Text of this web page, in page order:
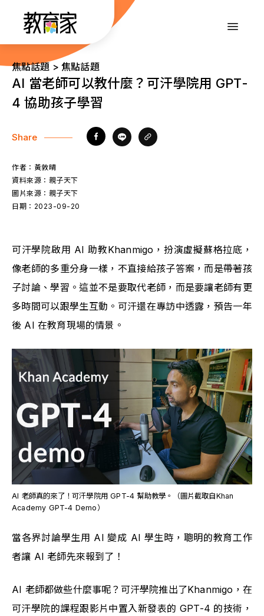
內
::: 焦點話題 > 焦點話題
AI 當老師可以教什麼？可汗學院用 GPT-
4 協助孩子學習
Share
作者： 黃敦晴
資料來源： 親子天下
圖片來源： 親子天下
日期： 2023-09-20
可汗學院啟用 AI 助教Khanmigo，扮演虛擬蘇格拉底，
像老師的多重分身一樣，不直接給孩子答案，而是帶著孩
子討論、學習。這並不是要取代老師，而是要讓老師有更
多時間可以跟學生互動。可汗還在專訪中透露，預告一年
後 AI 在教育現場的情景。
AI 老師真的來了！可汗學院用 GPT-4 幫助教學。（圖片截取自Khan
Academy GPT-4 Demo）
當各界討論學生用 AI 變成 AI 學生時，聰明的教育工作
者讓 AI 老師先來報到了！
AI 老師都做些什麼事呢？可汗學院推出了Khanmigo，在
可汗學院的課程跟影片中置入新發表的 GPT-4 的技術，